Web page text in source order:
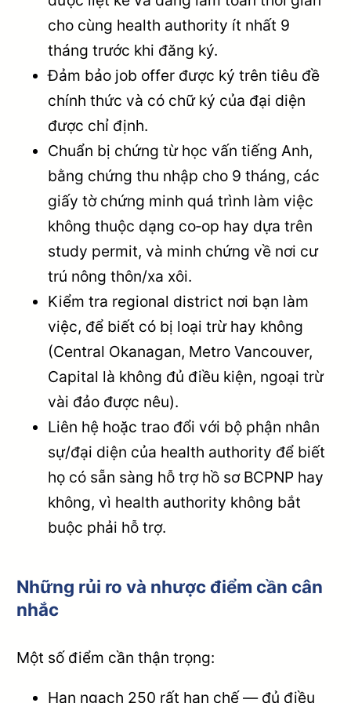
cho cùng health authority ít nhất 9
tháng trước khi đăng ký.
Đảm bảo job offer được ký trên tiêu đề
chính thức và có chữ ký của đại diện
được chỉ định.
Chuẩn bị chứng từ học vấn tiếng Anh,
bằng chứng thu nhập cho 9 tháng, các
giấy tờ chứng minh quá trình làm việc
không thuộc dạng co‑op hay dựa trên
study permit, và minh chứng về nơi cư
trú nông thôn/xa xôi.
Kiểm tra regional district nơi bạn làm
việc, để biết có bị loại trừ hay không
(Central Okanagan, Metro Vancouver,
Capital là không đủ điều kiện, ngoại trừ
vài đảo được nêu).
Liên hệ hoặc trao đổi với bộ phận nhân
sự/đại diện của health authority để biết
họ có sẵn sàng hỗ trợ hồ sơ BCPNP hay
không, vì health authority không bắt
buộc phải hỗ trợ.
Những rủi ro và nhược điểm cần cân
nhắc
Một số điểm cần thận trọng:
Hạn ngạch 250 rất hạn chế — đủ điều